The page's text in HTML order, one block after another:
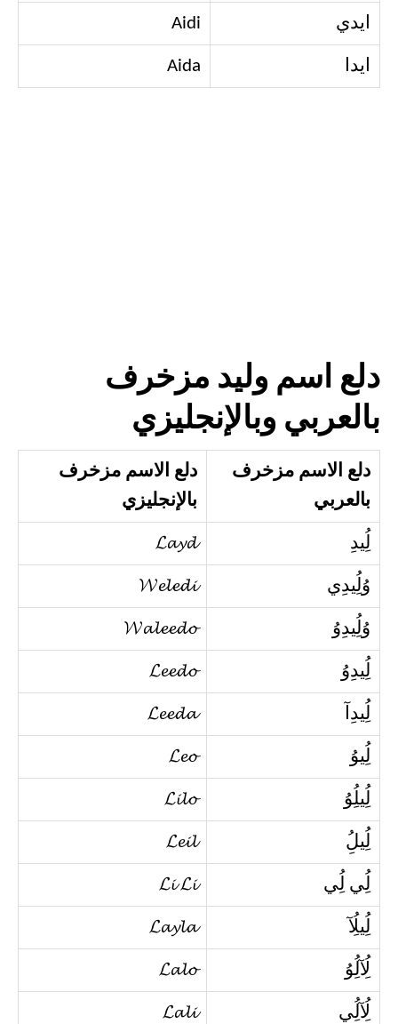
ايدي Aidi
ايدا Aida
دلع اسم وليد مزخرف
بالعربي وبالإنجليزي
دلع الاسم مزخرف
بالعربي
دلع الاسم مزخرف
بالإنجليزي
لُِيدِ 𝓛𝓪𝔂𝓭
وُلُِيدِي 𝓦𝓮𝓵𝓮𝓭𝓲
وُلُِيدِوُ 𝓦𝓪𝓵𝓮𝓮𝓭𝓸
لُِيدِوُ 𝓛𝓮𝓮𝓭𝓸
لُِيدِآ 𝓛𝓮𝓮𝓭𝓪
لُِيوُ 𝓛𝓮𝓸
لُِيلُِوُ 𝓛𝓲𝓵𝓸
لُِيلُِ 𝓛𝓮𝓲𝓵
لُِي لُِي 𝓛𝓲 𝓛𝓲
لُِيلُِآ 𝓛𝓪𝔂𝓵𝓪
لُِآلُِوُ 𝓛𝓪𝓵𝓸
لُِآلُِي 𝓛𝓪𝓵𝓲